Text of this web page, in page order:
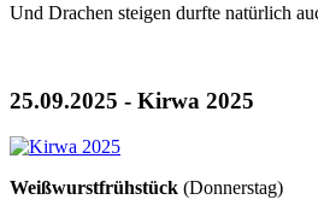
Und Drachen steigen durfte natürlich
25.09.2025 - Kirwa 2025
Weißwurstfrühstück (Donnerstag)